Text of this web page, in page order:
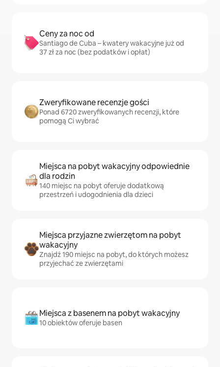
Ceny za noc od
Santiago de Cuba – kwatery wakacyjne już od
37 zł za noc (bez podatków i opłat)
Zweryfikowane recenzje gości
Ponad 6720 zweryfikowanych recenzji, które
pomogą Ci wybrać
Miejsca na pobyt wakacyjny odpowiednie
dla rodzin
140 miejsc na pobyt oferuje dodatkową
przestrzeń i udogodnienia dla dzieci
Miejsca przyjazne zwierzętom na pobyt
wakacyjny
Znajdź 190 miejsc na pobyt, do których możesz
przyjechać ze zwierzętami
Miejsca z basenem na pobyt wakacyjny
10 obiektów oferuje basen